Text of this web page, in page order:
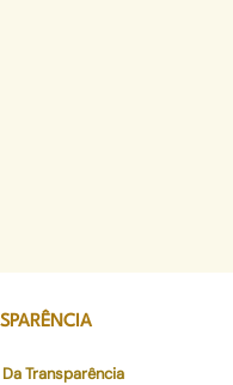
Transparência